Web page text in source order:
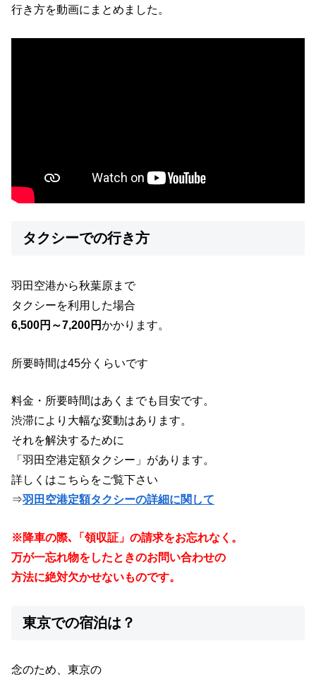
行き方を動画にまとめました。
タクシーでの行き方
羽田空港から秋葉原まで
タクシーを利用した場合
6,500円～7,200円かかります。
所要時間は45分くらいです
料金・所要時間はあくまでも目安です。
渋滞により大幅な変動はあります。
それを解決するために
「羽田空港定額タクシー」があります。
詳しくはこちらをご覧下さい
⇒羽田空港定額タクシーの詳細に関して
※降車の際､「領収証」の請求をお忘れなく。
万が一忘れ物をしたときのお問い合わせの
方法に絶対欠かせないものです。
東京での宿泊は？
念のため、東京の